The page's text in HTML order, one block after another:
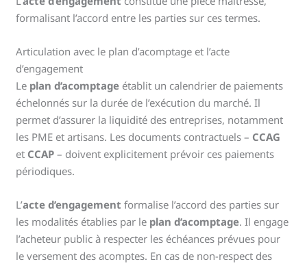
formalisant l’accord entre les parties sur ces termes.
Articulation avec le plan d’acomptage et l’acte
d’engagement
Le plan d’acomptage établit un calendrier de paiements
échelonnés sur la durée de l’exécution du marché. Il
permet d’assurer la liquidité des entreprises, notamment
les PME et artisans. Les documents contractuels – CCAG
et CCAP – doivent explicitement prévoir ces paiements
périodiques.
L’acte d’engagement formalise l’accord des parties sur
les modalités établies par le plan d’acomptage. Il engage
l’acheteur public à respecter les échéances prévues pour
le versement des acomptes. En cas de non-respect des